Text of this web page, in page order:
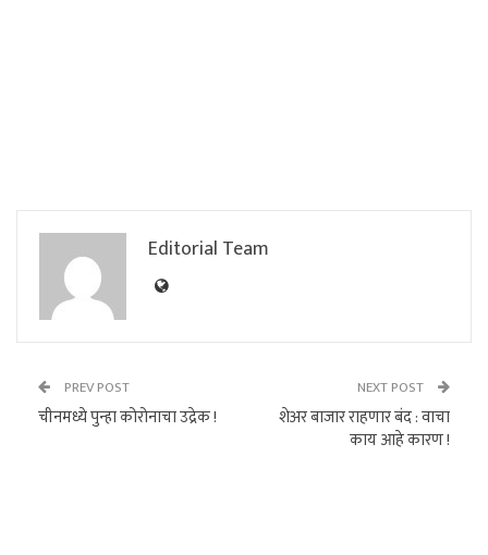
Editorial Team
PREV POST
चीनमध्ये पुन्हा कोरोनाचा उद्रेक !
NEXT POST
शेअर बाजार राहणार बंद : वाचा
काय आहे कारण !